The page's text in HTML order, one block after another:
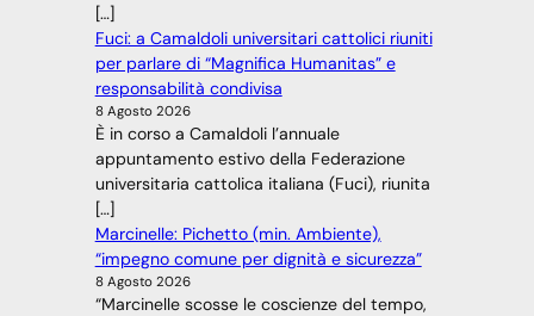
[…]
Fuci: a Camaldoli universitari cattolici riuniti
per parlare di “Magnifica Humanitas” e
responsabilità condivisa
8 Agosto 2026
È in corso a Camaldoli l’annuale
appuntamento estivo della Federazione
universitaria cattolica italiana (Fuci), riunita
[…]
Marcinelle: Pichetto (min. Ambiente),
“impegno comune per dignità e sicurezza”
8 Agosto 2026
“Marcinelle scosse le coscienze del tempo,